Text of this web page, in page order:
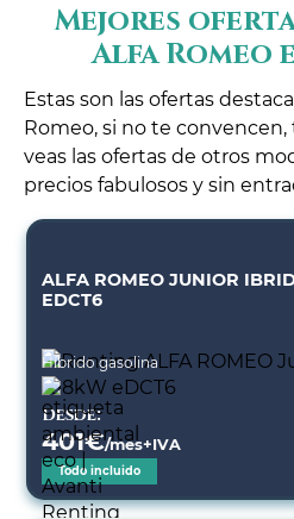
Mejores
Alfa Romeo
Estas son las ofertas
Romeo, si no te
veas las ofertas de otros
precios fabulosos y sin
ALFA ROMEO JUNIOR
EDCT6
Híbrido gasolina
Desde:
401€/mes+IVA
Todo incluido